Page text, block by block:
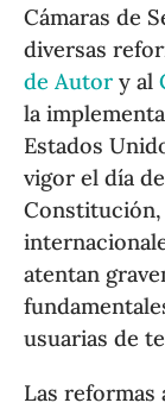
Cámaras de
diversas
de Autor y al
la
Estados
vigor el día
Constitución,
atentan
usuarias de
Las reformas